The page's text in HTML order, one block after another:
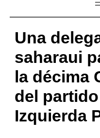
Una
saharaui
la décima
del
Izquierda